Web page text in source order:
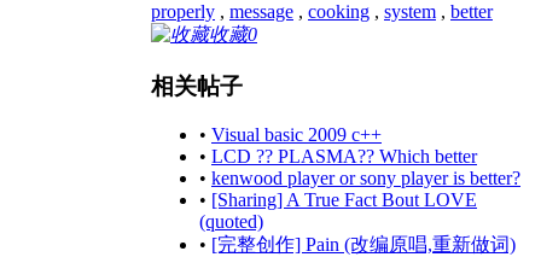
properly , message , cooking , system , better
收藏0
相关帖子
• Visual basic 2009 c++
• LCD ?? PLASMA?? Which better
• kenwood player or sony player is better?
• [Sharing] A True Fact Bout LOVE
(quoted)
• [完整创作] Pain (改编原唱,重新做词)